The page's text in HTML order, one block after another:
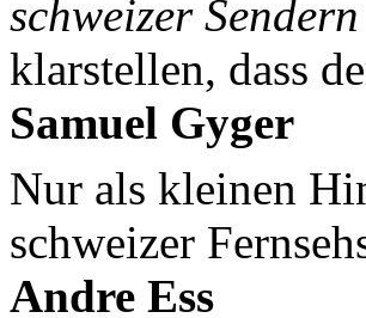
schweizer
klarstellen, dass
Samuel Gyger
Nur als kleinen
schweizer
Andre Ess